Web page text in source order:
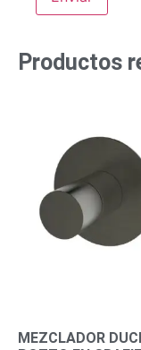
Productos
MEZCLADOR